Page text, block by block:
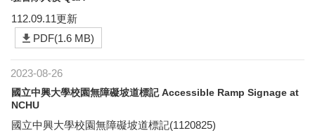
112.09.11更新
PDF(1.6 MB)
2023-08-26
國立中興大學校園無障礙坡道標記 Accessible Ramp Signage at
NCHU
國立中興大學校園無障礙坡道標記(1120825)